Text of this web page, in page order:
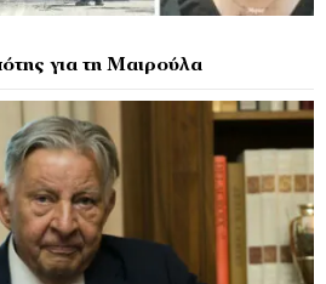
για τη Μαιρούλα